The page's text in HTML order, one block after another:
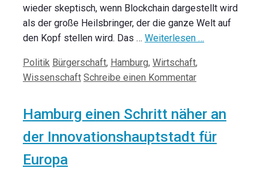
wieder skeptisch, wenn Blockchain dargestellt wird
als der große Heilsbringer, der die ganze Welt auf
den Kopf stellen wird. Das … Weiterlesen …
Kategorien
Politik Schlagwörter
Bürgerschaft, Hamburg, Wirtschaft,
Wissenschaft Schreibe einen Kommentar
Hamburg einen Schritt näher an
der Innovationshauptstadt für
Europa